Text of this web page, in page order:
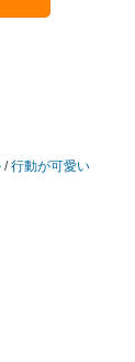
/行動が可愛い